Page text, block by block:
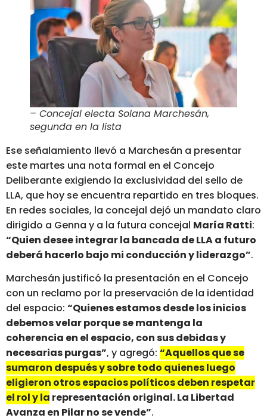
– Concejal electa Solana Marchesán,
segunda en la lista
Ese señalamiento llevó a Marchesán a presentar
este martes una nota formal en el Concejo
Deliberante exigiendo la exclusividad del sello de
LLA, que hoy se encuentra repartido en tres bloques.
En redes sociales, la concejal dejó un mandato claro
dirigido a Genna y a la futura concejal María Ratti:
“Quien desee integrar la bancada de LLA a futuro
deberá hacerlo bajo mi conducción y liderazgo”.
Marchesán justificó la presentación en el Concejo
con un reclamo por la preservación de la identidad
del espacio: “Quienes estamos desde los inicios
debemos velar porque se mantenga la
coherencia en el espacio, con sus debidas y
necesarias purgas”, y agregó: “Aquellos que se
sumaron después y sobre todo quienes luego
eligieron otros espacios políticos deben respetar
el rol y la representación original.La Libertad
Avanza en Pilar no se vende”.